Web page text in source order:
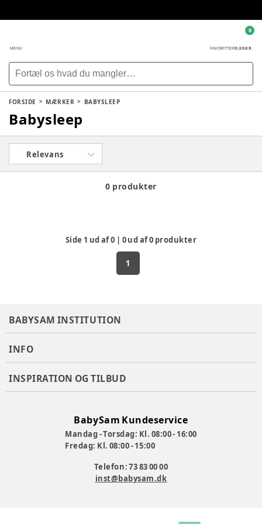
MENU FAVORITTER0,00 KR.
0
FORSIDE MÆRKER BABYSLEEP
Babysleep
Relevans
0 produkter
Side 1 ud af0 0ud af0 produkter
1
BABYSAM INSTITUTION
INFO
INSPIRATION OG TILBUD
BabySam Kundeservice
Mandag - Torsdag: Kl. 08:00 - 16:00
Fredag: Kl. 08:00 - 15:00
Telefon: 73 83 00 00
inst@babysam.dk